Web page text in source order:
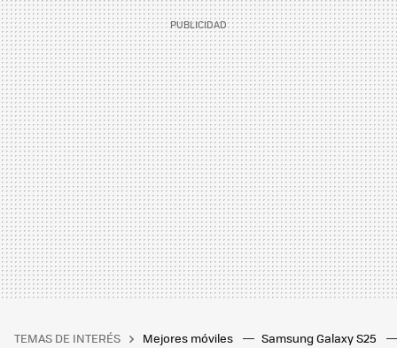
TEMAS DE INTERÉS Mejores móviles Samsung Galaxy S25